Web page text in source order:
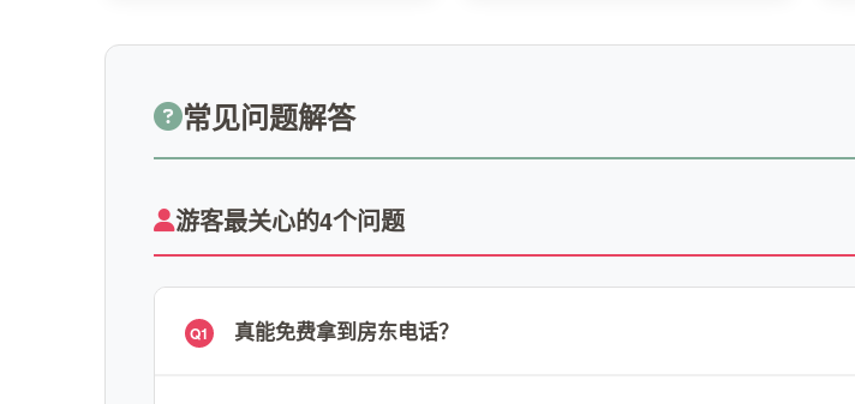
常见问题解答
游客最关心的4个问题
Q1 真能免费拿到房东电话？